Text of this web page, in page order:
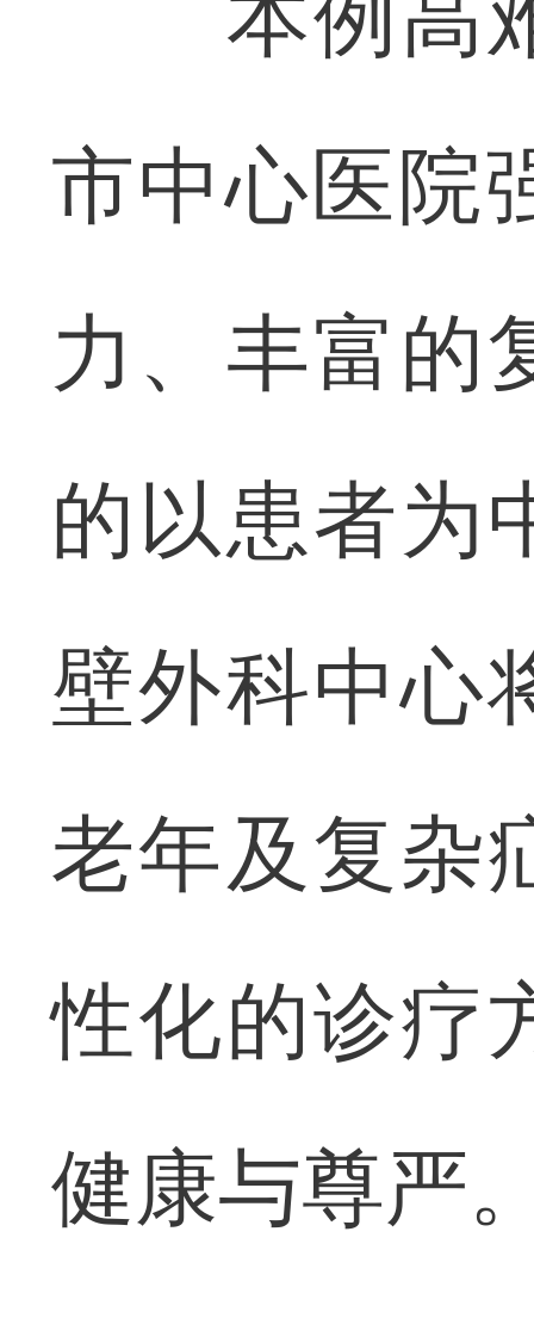
本例高难
市中心医院
力、丰富的
的以患者为
壁外科中心
老年及复杂
性化的诊疗
健康与尊严